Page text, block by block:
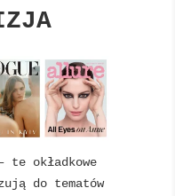
te okładkowe
do tematów